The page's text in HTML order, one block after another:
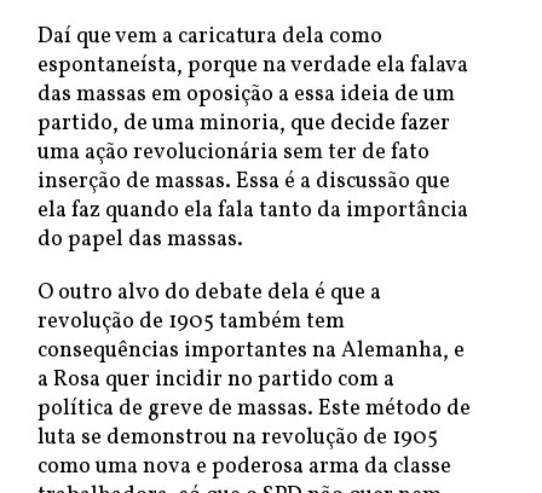
Daí que vem a caricatura dela como
espontaneísta, porque na verdade ela falava
das massas em oposição a essa ideia de um
partido, de uma minoria, que decide fazer
uma ação revolucionária sem ter de fato
inserção de massas. Essa é a discussão que
ela faz quando ela fala tanto da importância
do papel das massas.
O outro alvo do debate dela é que a
revolução de 1905 também tem
consequências importantes na Alemanha, e
a Rosa quer incidir no partido com a
política de greve de massas. Este método de
luta se demonstrou na revolução de 1905
como uma nova e poderosa arma da classe